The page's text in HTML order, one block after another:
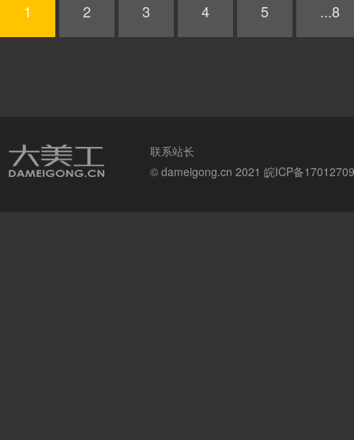
1 2 3 4 5 ...8
联系站长
© dameigong.cn 2021 皖ICP备